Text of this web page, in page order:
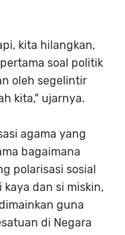
kita hilangkan,
soal politik
oleh segelintir
kita," ujarnya.
agama yang
bagaimana
polarisasi sosial
dan si miskin,
guna
di Negara